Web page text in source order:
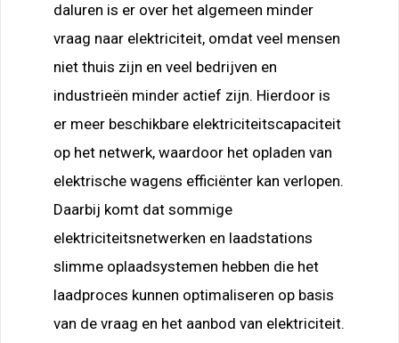
daluren is er over het algemeen minder
vraag naar elektriciteit, omdat veel mensen
niet thuis zijn en veel bedrijven en
industrieën minder actief zijn. Hierdoor is
er meer beschikbare elektriciteitscapaciteit
op het netwerk, waardoor het opladen van
elektrische wagens efficiënter kan verlopen.
Daarbij komt dat sommige
elektriciteitsnetwerken en laadstations
slimme oplaadsystemen hebben die het
laadproces kunnen optimaliseren op basis
van de vraag en het aanbod van elektriciteit.